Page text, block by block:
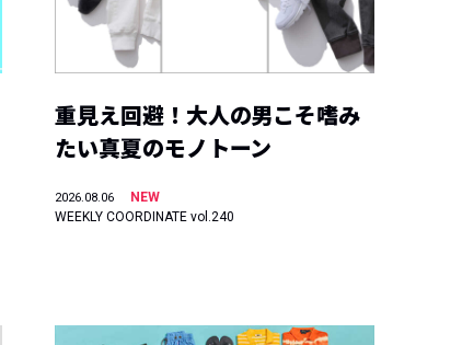
重見え回避！大人の男こそ嗜み
たい真夏のモノトーン
2026.08.06
NEW
WEEKLY COORDINATE vol.240